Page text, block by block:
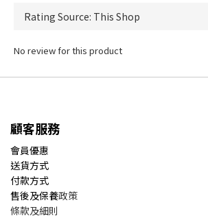
No review for this product
顧客服務
會員優惠
送貨方式
付款方式
售後及保養政策
條款及細則